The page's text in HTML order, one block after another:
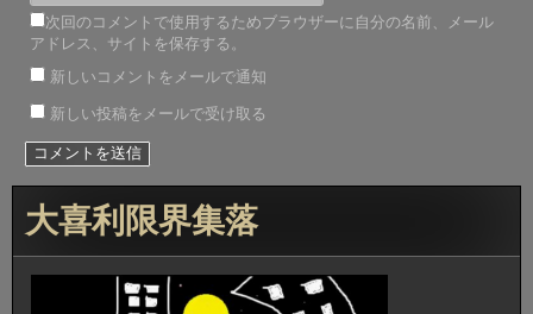
次回のコメントで使用するためブラウザーに自分の名前、メール
アドレス、サイトを保存する。
新しいコメントをメールで通知
新しい投稿をメールで受け取る
大喜利限界集落